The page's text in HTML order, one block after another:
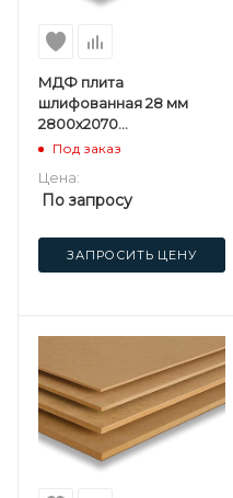
МДФ плита
шлифованная 28 мм
2800х2070
мм Мостовдрев F
Под заказ
Цена:
По запросу
ЗАПРОСИТЬ ЦЕНУ